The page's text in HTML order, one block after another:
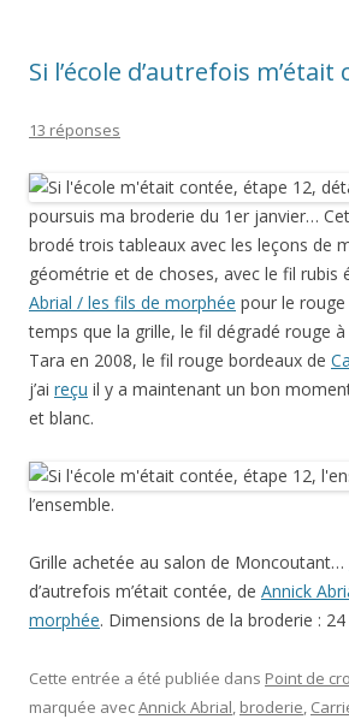
Si l’école d’autrefois m’était
13 réponses
poursuis ma broderie du 1er janvier…
brodé trois tableaux avec les leçons de
géométrie et de choses, avec le fil rubis
Abrial / les fils de morphée pour le
temps que la grille, le fil dégradé rouge
Tara en 2008, le fil rouge bordeaux de
j’ai reçu il y a maintenant un bon
et blanc.
l’ensemble.
Grille achetée au salon de Moncoutant…
d’autrefois m’était contée, de Annick
morphée. Dimensions de la broderie :
Cette entrée a été publiée dans Point de
marquée avecAnnick Abrial, broderie,